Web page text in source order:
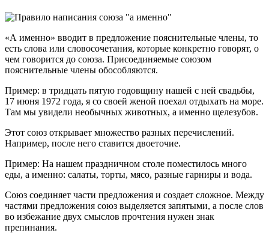
«А именно» вводит в предложение пояснительные члены, то
есть слова или словосочетания, которые конкретно говорят, о
чем говорится до союза. Присоединяемые союзом
пояснительные члены обособляются.
Пример: в тридцать пятую годовщину нашей с ней свадьбы,
17 июня 1972 года, я со своей женой поехал отдыхать на море.
Там мы увидели необычных животных, а именно щелезубов.
Этот союз открывает множество разных перечислений.
Например, после него ставится двоеточие.
Пример: На нашем праздничном столе поместилось много
еды, а именно: салаты, торты, мясо, разные гарниры и вода.
Союз соединяет части предложения и создает сложное. Между
частями предложения союз выделяется запятыми, а после слов
во избежание двух смыслов прочтения нужен знак
препинания.